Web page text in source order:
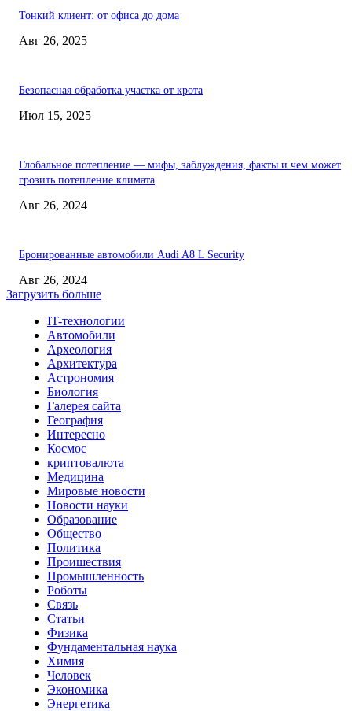
Тонкий клиент: от офиса до дома
Авг 26, 2025
Безопасная обработка участка от крота
Июл 15, 2025
Глобальное потепление — мифы, заблуждения, факты и чем может
грозить потепление климата
Авг 26, 2024
Бронированные автомобили Audi A8 L Security
Авг 26, 2024
Загрузить больше
IT-технологии
Автомобили
Археология
Архитектура
Астрономия
Биология
Галерея сайта
География
Интересно
Космос
криптовалюта
Медицина
Мировые новости
Новости науки
Образование
Общество
Политика
Проишествия
Промышленность
Роботы
Связь
Статьи
Физика
Фундаментальная наука
Химия
Человек
Экономика
Энергетика